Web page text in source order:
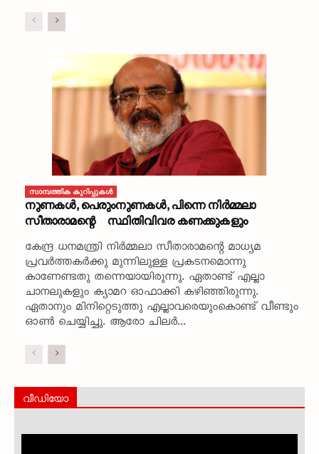
സാമ്പത്തിക കുറിപ്പുകള്‍
നുണകൾ, പെരുംനുണകൾ, പിന്നെ നിർമ്മലാ
സീതാരാമന്റെ സ്ഥിതിവിവര കണക്കുകളും
കേന്ദ്ര ധനമന്ത്രി നിർമ്മലാ സീതാരാമന്റെ മാധ്യമ
പ്രവർത്തകർക്കു മുന്നിലുള്ള പ്രകടനമൊന്നു
കാണേണ്ടതു തന്നെയായിരുന്നു. ഏതാണ്ട് എല്ലാ
ചാനലുകളും ക്യാമറ ഓഫാക്കി കഴിഞ്ഞിരുന്നു.
ഏതാനും മിനിറ്റെടുത്തു എല്ലാവരെയുംകൊണ്ട് വീണ്ടും
ഓൺ ചെയ്യിച്ചു. ആരോ ചിലർ...
വീഡിയോ